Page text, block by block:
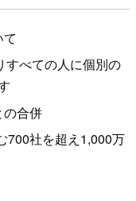
すべての人に個別の
合併
700社を超え1,000万